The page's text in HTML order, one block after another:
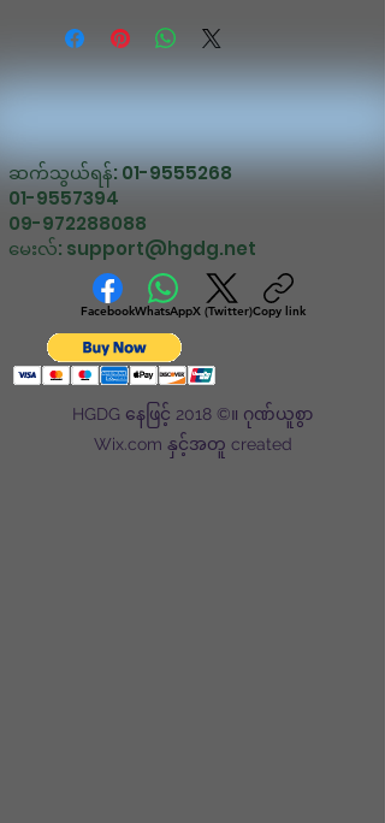
ဆက်သွယ်ရန်:01-9555268
01-9557394
09-972288088
မေးလ်: support@hgdg.net
FacebookWhatsAppX (Twitter)Copy link
HGDG နေဖြင့် 2018 ©။ ဂုဏ်ယူစွာ
Wix.com နှင့်အတူ created